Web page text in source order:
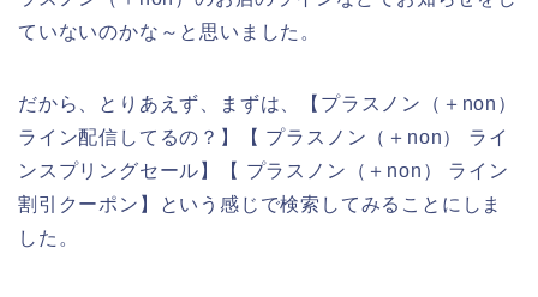
ていないのかな～と思いました。
だから、とりあえず、まずは、【プラスノン（＋non）
ライン配信してるの？】【 プラスノン（＋non） ライ
ンスプリングセール】【 プラスノン（＋non） ライン
割引クーポン】という感じで検索してみることにしま
した。